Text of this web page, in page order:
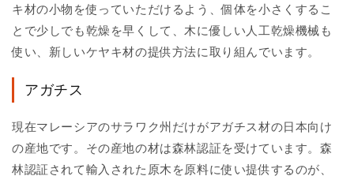
キ材の小物を使っていただけるよう、個体を小さくするこ
とで少しでも乾燥を早くして、木に優しい人工乾燥機械も
使い、新しいケヤキ材の提供方法に取り組んでいます。
アガチス
現在マレーシアのサラワク州だけがアガチス材の日本向け
の産地です。その産地の材は森林認証を受けています。森
林認証されて輸入された原木を原料に使い提供するのが、